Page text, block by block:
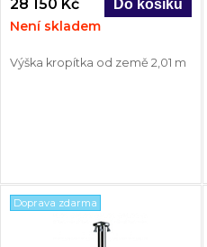
28 150 Kč
Není skladem
Výška kropítka od země 2,01 m
Doprava zdarma